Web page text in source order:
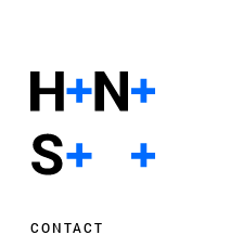
CONTACT